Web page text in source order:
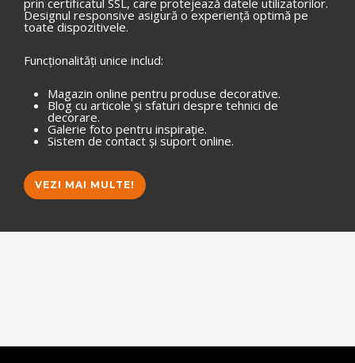
Designul responsive asigură o experiență optimă pe
toate dispozitivele.
Funcționalități unice includ:
Magazin online pentru produse decorative.
Blog cu articole și sfaturi despre tehnici de
decorare.
Galerie foto pentru inspirație.
Sistem de contact și suport online.
VEZI MAI MULTE!